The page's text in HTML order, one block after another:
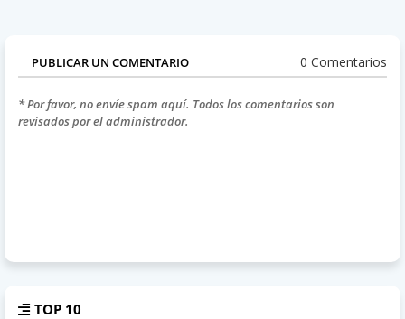
PUBLICAR UN COMENTARIO 0 Comentarios
* Por favor, no envíe spam aquí. Todos los comentarios son
revisados por el administrador.
TOP 10